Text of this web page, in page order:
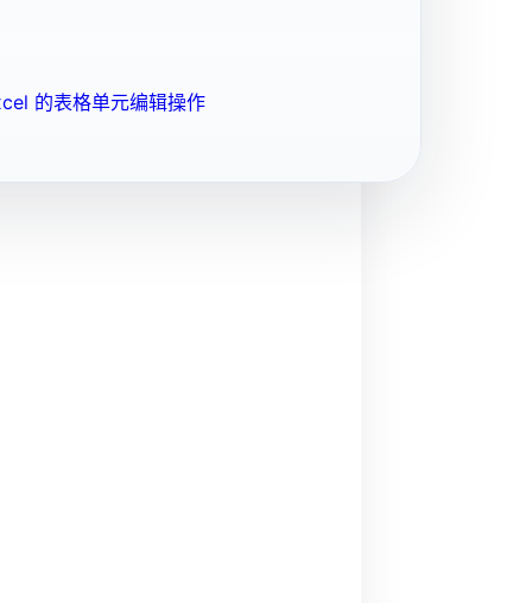
的表格单元编辑操作